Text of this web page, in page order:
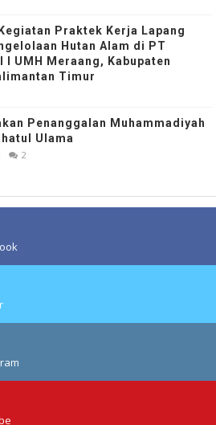
Praktek Kerja Lapang
Hutan Alam di PT
I UMH Meraang, Kabupaten
Timur
Penanggalan Muhammadiyah
Ulama
2